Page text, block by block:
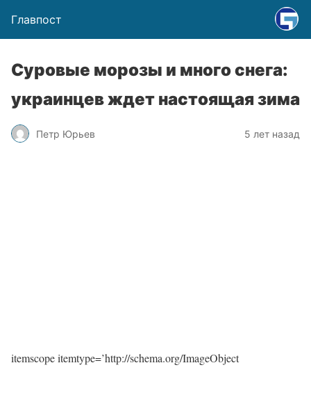
Главпост
Суровые морозы и много снега:
украинцев ждет настоящая зима
Петр Юрьев 5 лет назад
itemscope itemtype=’http://schema.org/ImageObject